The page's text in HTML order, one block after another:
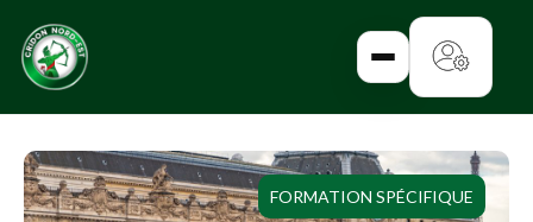
✕
FORMATION SPÉCIFIQUE